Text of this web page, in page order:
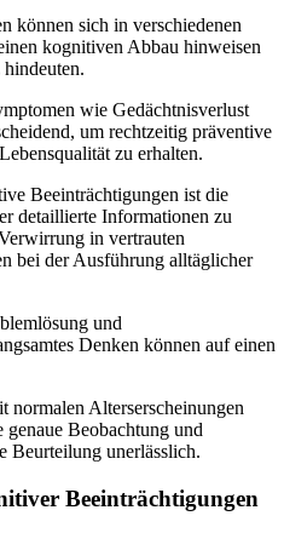
können sich in verschiedenen
kognitiven Abbau hinweisen
wie Gedächtnisverlust
um rechtzeitig präventive
zu erhalten.
Beeinträchtigungen ist die
detaillierte Informationen zu
in vertrauten
bei der Ausführung alltäglicher
und
Denken können auf einen
normalen Alterserscheinungen
Beobachtung und
Beurteilung unerlässlich.
Beeinträchtigungen